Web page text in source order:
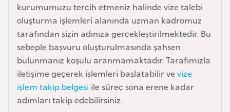
kurumumuzu tercih etmeniz halinde vize talebi
oluşturma işlemleri alanında uzman kadromuz
tarafından sizin adınıza gerçekleştirilmektedir. Bu
sebeple başvuru oluşturulmasında şahsen
bulunmanız koşulu aranmamaktadır. Tarafımızla
iletişime geçerek işlemleri başlatabilir vevize
işlem takip belgesi ile süreç sona erene kadar
adımları takip edebilirsiniz.
B
a
h
r
e
y
n